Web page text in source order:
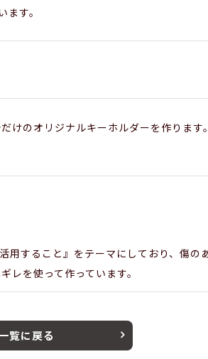
す。
けのオリジナルキーホルダーを作ります
すること』をテーマにしており、傷の
レを使って作っています。
覧に戻る